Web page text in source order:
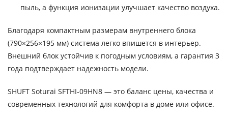
пыль, а функция ионизации улучшает качество воздуха.
Благодаря компактным размерам внутреннего блока
(790×256×195 мм) система легко впишется в интерьер.
Внешний блок устойчив к погодным условиям, а гарантия 3
года подтверждает надежность модели.
SHUFT Soturai SFTHI-09HN8 — это баланс цены, качества и
современных технологий для комфорта в доме или офисе.